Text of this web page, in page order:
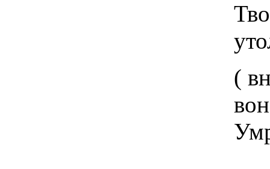
Твое лоно -
( внезапно
вонзи его в
Умри,